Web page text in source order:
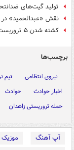
تولید گیت‌های
نقش «عبدالحمید»
کشته شدن ۵ تروریست داعشی در شمال عراق
برچسب‌ها
نیروی انتظامی تیم
اخبار حوادث
حوادث
حمله تروریستی زاهدان
آپ آهنگ